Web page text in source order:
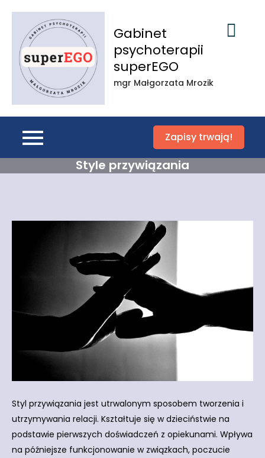
content
Gabinet
psychoterapii
superEGO
mgr Małgorzata Mrozik
Zapisy trwają!
Style przywiązania
Styl przywiązania jest utrwalonym sposobem tworzenia i
utrzymywania relacji. Kształtuje się w dzieciństwie na
podstawie pierwszych doświadczeń z opiekunami. Wpływa
na późniejsze funkcjonowanie w związkach, poczucie